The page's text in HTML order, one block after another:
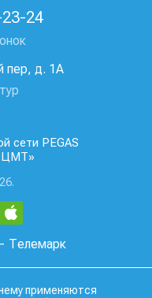
сети PEGAS
24
пер, д. 1А
применяются